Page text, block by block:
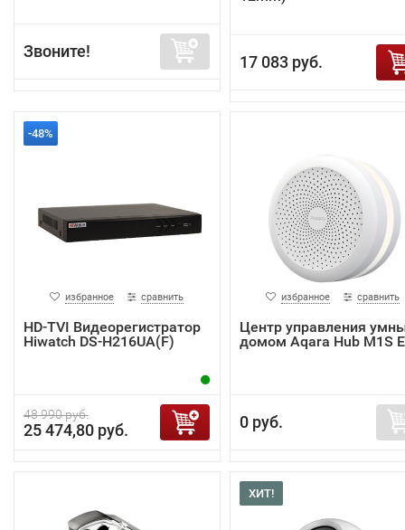
Звоните!
17 083 руб.
-48%
избранное сравнить
HD-TVI Видеорегистратор
Hiwatch DS-H216UA(F)
48 990 руб.
25 474,80 руб.
избранное сравнить
Центр управления
домом Aqara Hub M1S
0 руб.
ХИТ!